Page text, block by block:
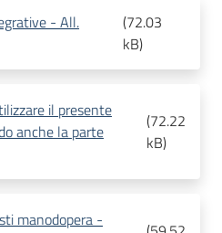
- All.
(72.03
kB)
il presente
anche la parte
(72.22
kB)
manodopera -